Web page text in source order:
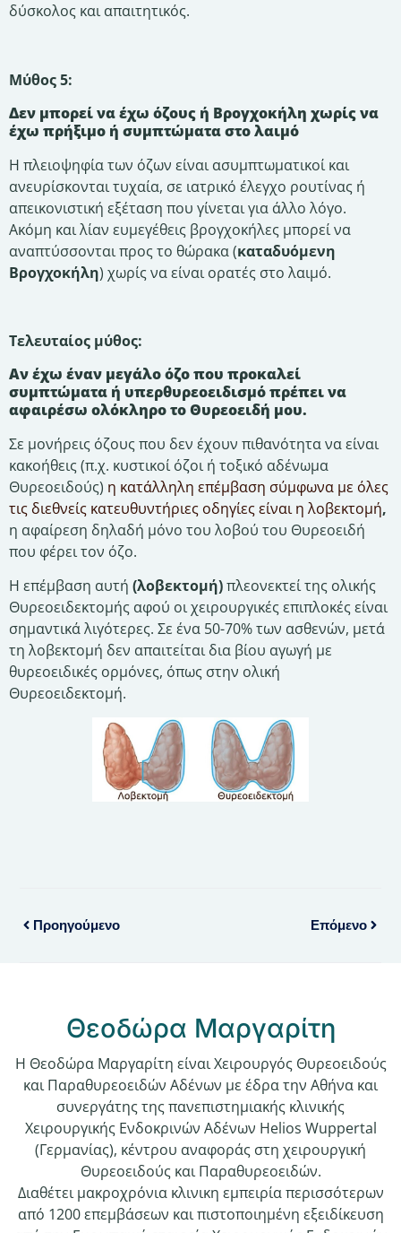
δύσκολος και απαιτητικός.
Μύθος 5:
Δεν μπορεί να έχω όζους ή Βρογχοκήλη χωρίς να
έχω πρήξιμο ή συμπτώματα στο λαιμό
Η πλειοψηφία των όζων είναι ασυμπτωματικοί και
ανευρίσκονται τυχαία, σε ιατρικό έλεγχο ρουτίνας ή
απεικονιστική εξέταση που γίνεται για άλλο λόγο.
Ακόμη και λίαν ευμεγέθεις βρογχοκήλες μπορεί να
αναπτύσσονται προς το θώρακα (καταδυόμενη
Βρογχοκήλη) χωρίς να είναι ορατές στο λαιμό.
Τελευταίος μύθος:
Αν έχω έναν μεγάλο όζο που προκαλεί
συμπτώματα ή υπερθυρεοειδισμό πρέπει να
αφαιρέσω ολόκληρο το Θυρεοειδή μου.
Σε μονήρεις όζους που δεν έχουν πιθανότητα να είναι
κακοήθεις (π.χ. κυστικοί όζοι ή τοξικό αδένωμα
Θυρεοειδούς) η κατάλληλη επέμβαση σύμφωνα με όλες
τις διεθνείς κατευθυντήριες οδηγίες είναι η λοβεκτομή,
η αφαίρεση δηλαδή μόνο του λοβού του Θυρεοειδή
που φέρει τον όζο.
Η επέμβαση αυτή (λοβεκτομή)πλεονεκτεί της ολικής
Θυρεοειδεκτομής αφού οι χειρουργικές επιπλοκές είναι
σημαντικά λιγότερες. Σε ένα 50-70% των ασθενών, μετά
τη λοβεκτομή δεν απαιτείται δια βίου αγωγή με
θυρεοειδικές ορμόνες, όπως στην ολική
Θυρεοειδεκτομή.
Προηγούμενο Επόμενο
Θεοδώρα Μαργαρίτη
Η Θεοδώρα Μαργαρίτη είναι Χειρουργός Θυρεοειδούς
και Παραθυρεοειδών Αδένων με έδρα την Αθήνα και
συνεργάτης της πανεπιστημιακής κλινικής
Χειρουργικής Ενδοκρινών Αδένων Helios Wuppertal
(Γερμανίας), κέντρου αναφοράς στη χειρουργική
Θυρεοειδούς και Παραθυρεοειδών.
Διαθέτει μακροχρόνια κλινικη εμπειρία περισσότερων
από 1200 επεμβάσεων και πιστοποιημένη εξειδίκευση